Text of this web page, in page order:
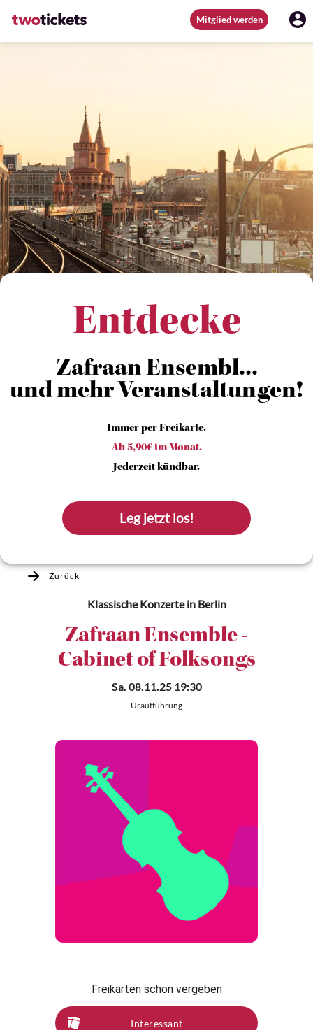
Mitglied werden
Entdecke
Zafraan Ensembl...
und mehr Veranstaltungen!
Immer per Freikarte.
Ab 5,90€ im Monat.
Jederzeit kündbar.
Leg jetzt los!
Zurück
Klassische Konzertein Berlin
Zafraan Ensemble -
Cabinet of Folksongs
Sa. 08.11.25 19:30
Uraufführung
Freikarten schon vergeben
Interessant